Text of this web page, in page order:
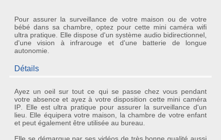
Pour assurer la surveillance de votre maison ou de votre
bébé dans sa chambre, optez pour cette mini caméra wifi
ultra pratique. Elle dispose d'un système audio bidirectionnel,
d'une vision à infrarouge et d'une batterie de longue
autonomie.
Détails
Ayez un oeil sur tout ce qui se passe chez vous pendant
votre absence et ayez à votre disposition cette mini caméra
IP. Elle est ultra pratique pour assurer la surveillance d'un
lieu. Elle équipera votre maison, la chambre de votre enfant
et peut également être utilisée au bureau.